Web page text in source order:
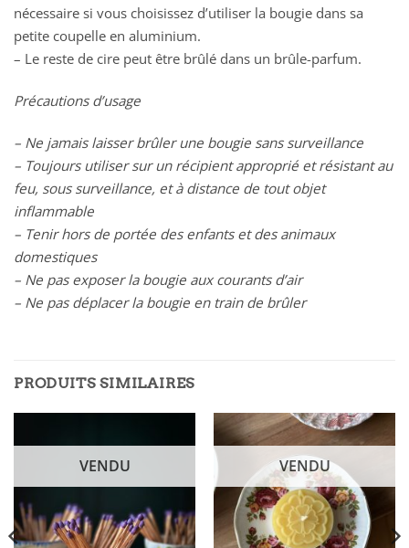
nécessaire si vous choisissez d’utiliser la bougie dans sa
petite coupelle en aluminium.
– Le reste de cire peut être brûlé dans un brûle-parfum.
Précautions d’usage
– Ne jamais laisser brûler une bougie sans surveillance
– Toujours utiliser sur un récipient approprié et résistant au
feu, sous surveillance, et à distance de tout objet
inflammable
– Tenir hors de portée des enfants et des animaux
domestiques
– Ne pas exposer la bougie aux courants d’air
– Ne pas déplacer la bougie en train de brûler
PRODUITS SIMILAIRES
VENDU VENDU